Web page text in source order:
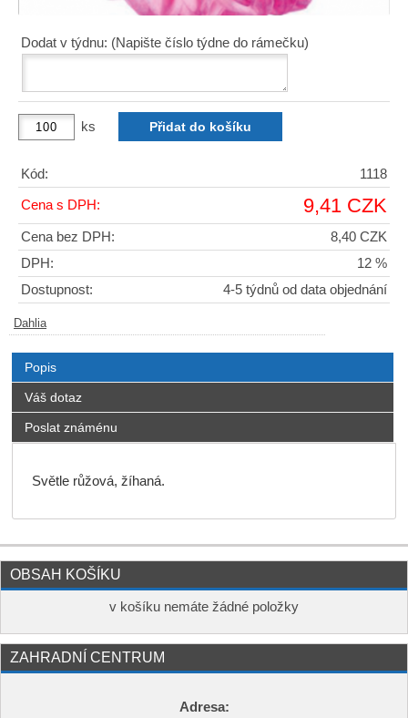
Dodat v týdnu: (Napište číslo týdne do rámečku)
ks
Kód: 1118
Cena s DPH: 9,41 CZK
Cena bez DPH:
8,40 CZK
DPH:
12 %
Dostupnost:
4-5 týdnů od data objednání
Dahlia
Popis
Váš dotaz
Poslat známénu
Světle růžová, žíhaná.
OBSAH KOŠÍKU
v košíku nemáte žádné položky
ZAHRADNÍ CENTRUM
Adresa: